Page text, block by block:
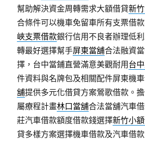
幫助解決資金周轉需求大額借貸新
合條件可以機車免留車所有支票借
峽支票借款銀行信用不良者辦理低
轉最好選擇幫手屏東當舖合法融資
擇，台中當鋪直營滿意美觀耐用 台
件資料與名牌包及相關配件屏東機
舖提供多元化借貸方案鶯歌借款。
屬療程計畫林口當舖合法當舖汽車
莊汽車借款額度借款錢選擇新竹小
貸多樣方案選擇機車借款及汽車借